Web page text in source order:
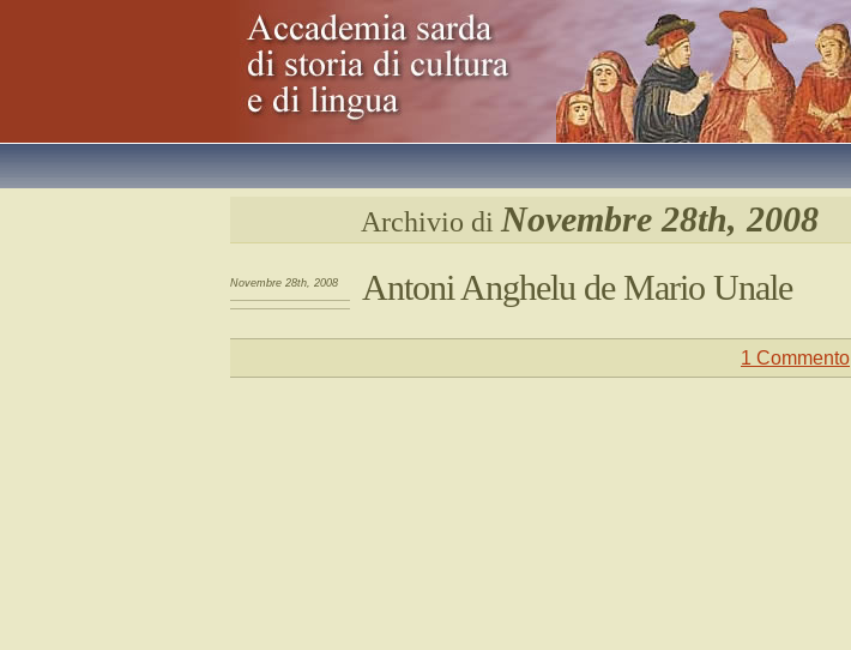
Archivio di Novembre 28th, 2008
Novembre 28th, 2008 Antoni Anghelu de Mario Unale
1 Commento